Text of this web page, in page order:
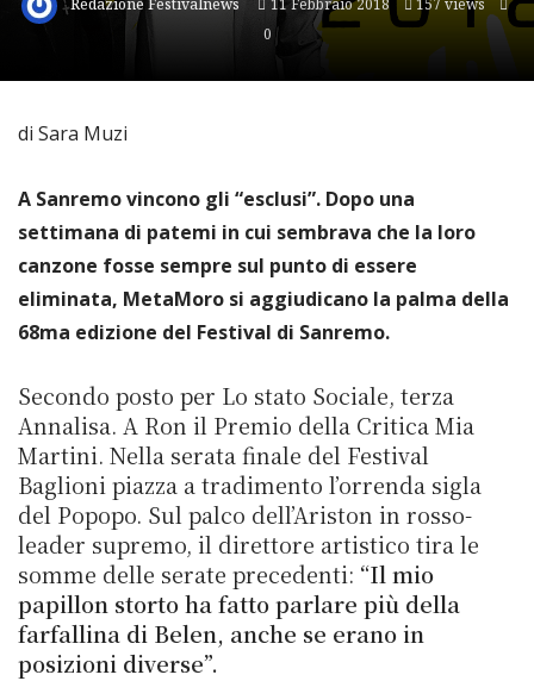
Redazione Festivalnews 11 Febbraio 2018
157 views
0
di Sara Muzi
A Sanremo vincono gli “esclusi”. Dopo una
settimana di patemi in cui sembrava che la loro
canzone fosse sempre sul punto di essere
eliminata, MetaMoro si aggiudicano la palma della
68ma edizione del Festival di Sanremo.
Secondo posto per Lo stato Sociale, terza
Annalisa. A Ron il Premio della Critica Mia
Martini. Nella serata finale del Festival
Baglioni piazza a tradimento l’orrenda sigla
del Popopo. Sul palco dell’Ariston in rosso-
leader supremo, il direttore artistico tira le
somme delle serate precedenti: “Il mio
papillon storto ha fatto parlare più della
farfallina di Belen, anche se erano in
posizioni diverse”.